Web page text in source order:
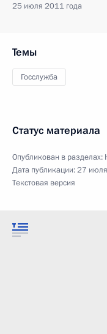
25 июля 2011 года
Темы
Госслужба
Статус материала
Опубликован в разделах:
Дата публикации:27
Текстовая версия